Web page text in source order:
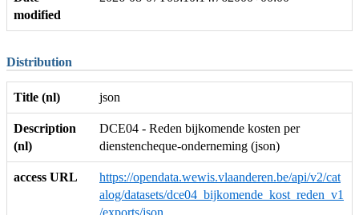
modified
Distribution
Title (nl) json
Description
(nl)
DCE04 - Reden bijkomende kosten per
dienstencheque-onderneming (json)
access URL
https://opendata.wewis.vlaanderen.be/api/v2/cat
alog/datasets/dce04_bijkomende_kost_reden_v1